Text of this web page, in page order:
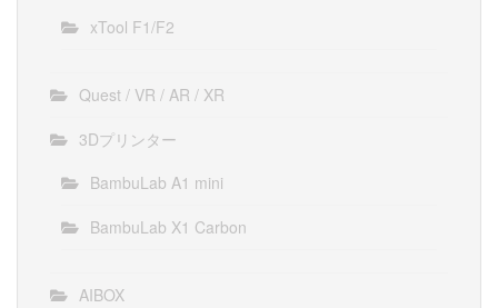
xTool F1/F2
Quest / VR / AR / XR
3Dプリンター
BambuLab A1 mini
BambuLab X1 Carbon
AIBOX